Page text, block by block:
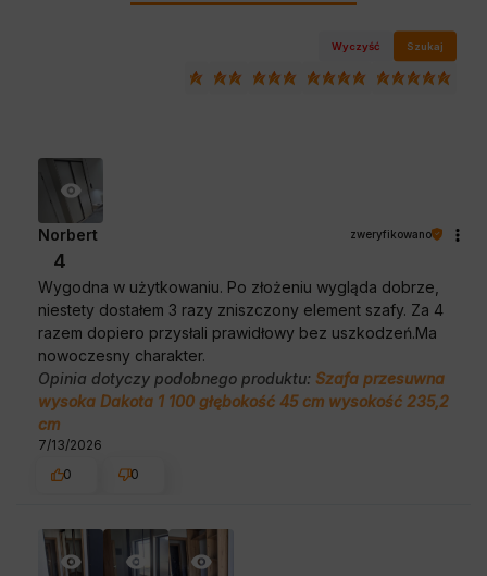
Wyczyść Szukaj
Norbert zweryfikowano
4
Wygodna w użytkowaniu. Po złożeniu wygląda dobrze,
niestety dostałem 3 razy zniszczony element szafy. Za 4
razem dopiero przysłali prawidłowy bez uszkodzeń.Ma
nowoczesny charakter.
Opinia dotyczy podobnego produktu: Szafa przesuwna
wysoka Dakota 1 100 głębokość 45 cm wysokość 235,2
cm
7/13/2026
0
0